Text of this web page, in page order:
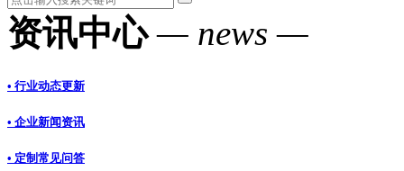
资讯中心— news —
• 行业动态更新
• 企业新闻资讯
• 定制常见问答